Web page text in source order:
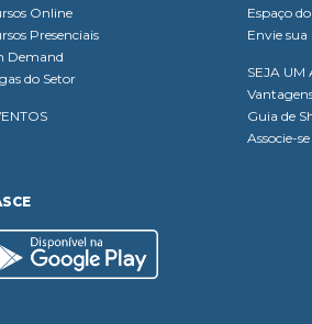
Online
Presenciais
Demand
do Setor
Espaço
Envie sua
SEJA UM
Guia de
Associe-se